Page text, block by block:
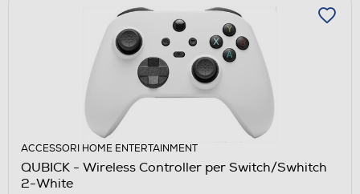
ACCESSORI HOME ENTERTAINMENT
QUBICK - Wireless Controller per Switch/Swhitch
2-White